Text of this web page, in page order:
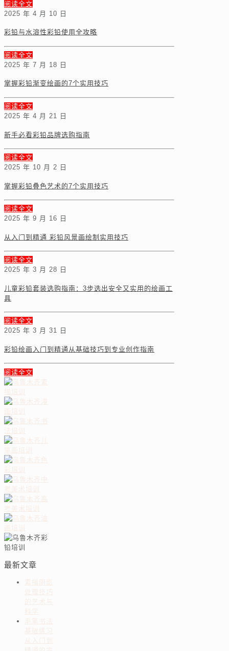
阅读全文
2025 年 4 月 10 日
彩铅与水溶性彩铅使用全攻略
阅读全文
2025 年 7 月 18 日
掌握彩铅渐变绘画的7个实用技巧
阅读全文
2025 年 4 月 21 日
新手必看彩铅品牌选购指南
阅读全文
2025 年 10 月 2 日
掌握彩铅叠色艺术的7个实用技巧
阅读全文
2025 年 9 月 16 日
从入门到精通 彩铅风景画绘制实用技巧
阅读全文
2025 年 3 月 28 日
儿童彩铅套装选购指南：3步选出安全又实用的绘画工
具
阅读全文
2025 年 3 月 31 日
彩铅绘画入门到精通从基础技巧到专业创作指南
阅读全文
最新文章
素描阴影
处理技巧
的艺术与
科学
毛笔书法
基础练习
从入门到